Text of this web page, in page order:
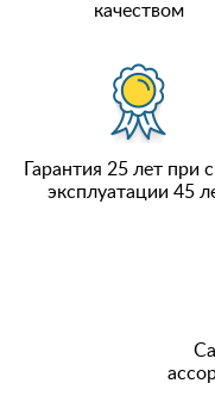
качеством
Гарантия 25 лет при
эксплуатации 45